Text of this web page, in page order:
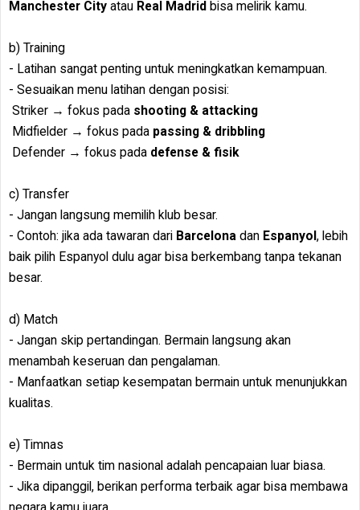
Manchester City atau Real Madrid bisa melirik kamu.
b) Training
- Latihan sangat penting untuk meningkatkan kemampuan.
- Sesuaikan menu latihan dengan posisi:
Striker → fokus pada shooting & attacking
Midfielder → fokus pada passing & dribbling
Defender → fokus pada defense & fisik
c) Transfer
- Jangan langsung memilih klub besar.
- Contoh: jika ada tawaran dari Barcelona dan Espanyol, lebih
baik pilih Espanyol dulu agar bisa berkembang tanpa tekanan
besar.
d) Match
- Jangan skip pertandingan. Bermain langsung akan
menambah keseruan dan pengalaman.
- Manfaatkan setiap kesempatan bermain untuk menunjukkan
kualitas.
e) Timnas
- Bermain untuk tim nasional adalah pencapaian luar biasa.
- Jika dipanggil, berikan performa terbaik agar bisa membawa